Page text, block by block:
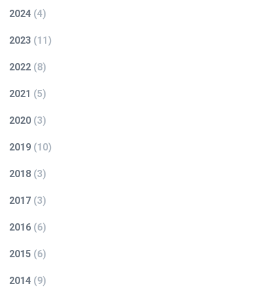
2024 (4)
2023 (11 )
2022 (8)
2021 (5)
2020 (3)
2019 (10)
2018 (3)
2017 (3)
2016 (6)
2015 (6)
2014 (9)